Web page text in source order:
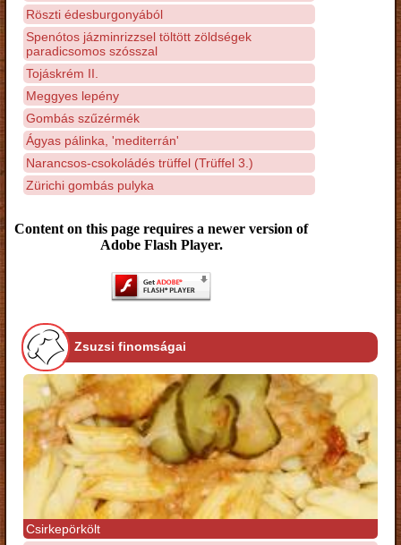
Röszti édesburgonyából
Spenótos jázminrizzsel töltött zöldségek
paradicsomos szósszal
Tojáskrém II.
Meggyes lepény
Gombás szűzérmék
Ágyas pálinka, 'mediterrán'
Narancsos-csokoládés trüffel (Trüffel 3.)
Zürichi gombás pulyka
Content on this page requires a newer version of
Adobe Flash Player.
Zsuzsi finomságai
Csirkepörkölt